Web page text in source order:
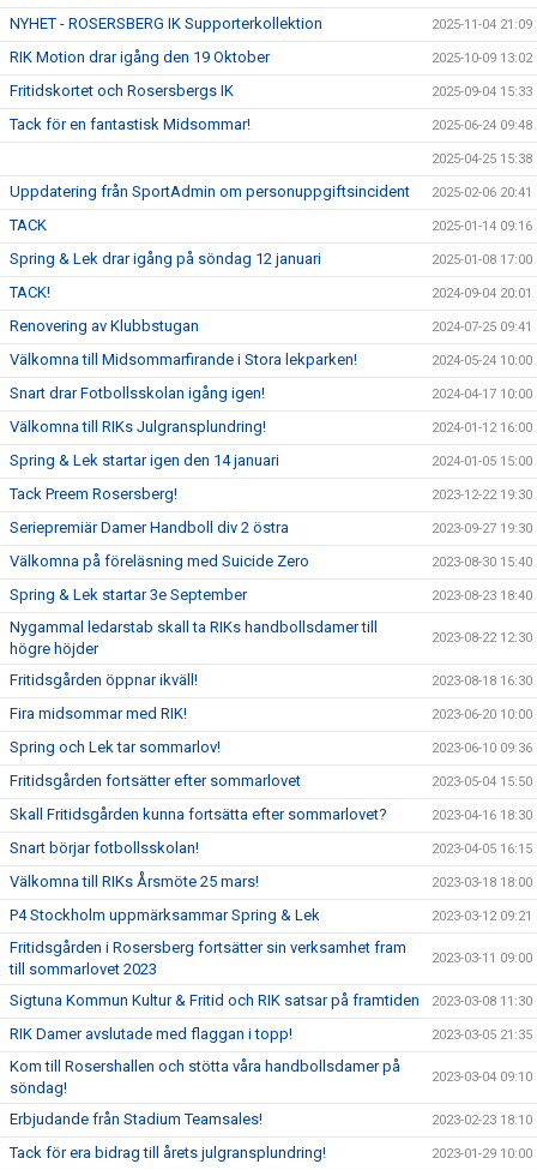
NYHET - ROSERSBERG IK Supporterkollektion 2025-11-04 21:09
RIK Motion drar igång den 19 Oktober 2025-10-09 13:02
Fritidskortet och Rosersbergs IK 2025-09-04 15:33
Tack för en fantastisk Midsommar! 2025-06-24 09:48
2025-04-25 15:38
Uppdatering från SportAdmin om personuppgiftsincident 2025-02-06 20:41
TACK 2025-01-14 09:16
Spring & Lek drar igång på söndag 12 januari 2025-01-08 17:00
TACK! 2024-09-04 20:01
Renovering av Klubbstugan 2024-07-25 09:41
Välkomna till Midsommarfirande i Stora lekparken! 2024-05-24 10:00
Snart drar Fotbollsskolan igång igen! 2024-04-17 10:00
Välkomna till RIKs Julgransplundring! 2024-01-12 16:00
Spring & Lek startar igen den 14 januari 2024-01-05 15:00
Tack Preem Rosersberg! 2023-12-22 19:30
Seriepremiär Damer Handboll div 2 östra 2023-09-27 19:30
Välkomna på föreläsning med Suicide Zero 2023-08-30 15:40
Spring & Lek startar 3e September 2023-08-23 18:40
Nygammal ledarstab skall ta RIKs handbollsdamer till
högre höjder
2023-08-22 12:30
Fritidsgården öppnar ikväll! 2023-08-18 16:30
Fira midsommar med RIK! 2023-06-20 10:00
Spring och Lek tar sommarlov! 2023-06-10 09:36
Fritidsgården fortsätter efter sommarlovet 2023-05-04 15:50
Skall Fritidsgården kunna fortsätta efter sommarlovet? 2023-04-16 18:30
Snart börjar fotbollsskolan! 2023-04-05 16:15
Välkomna till RIKs Årsmöte 25 mars! 2023-03-18 18:00
P4 Stockholm uppmärksammar Spring & Lek 2023-03-12 09:21
Fritidsgården i Rosersberg fortsätter sin verksamhet fram
till sommarlovet 2023
2023-03-11 09:00
Sigtuna Kommun Kultur & Fritid och RIK satsar på framtiden 2023-03-08 11:30
RIK Damer avslutade med flaggan i topp! 2023-03-05 21:35
Kom till Rosershallen och stötta våra handbollsdamer på
söndag!
2023-03-04 09:10
Erbjudande från Stadium Teamsales! 2023-02-23 18:10
Tack för era bidrag till årets julgransplundring! 2023-01-29 10:00